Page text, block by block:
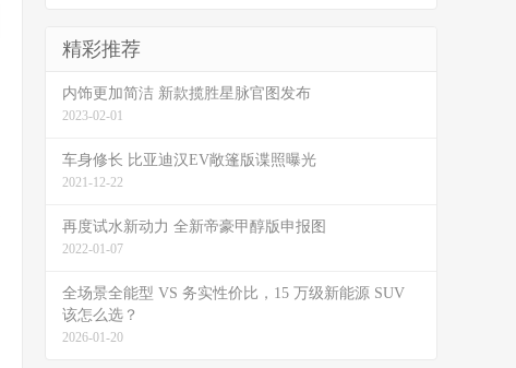
精彩推荐
内饰更加简洁 新款揽胜星脉官图发布
2023-02-01
车身修长 比亚迪汉EV敞篷版谍照曝光
2021-12-22
再度试水新动力 全新帝豪甲醇版申报图
2022-01-07
全场景全能型 VS 务实性价比，15 万级新能源 SUV
该怎么选？
2026-01-20